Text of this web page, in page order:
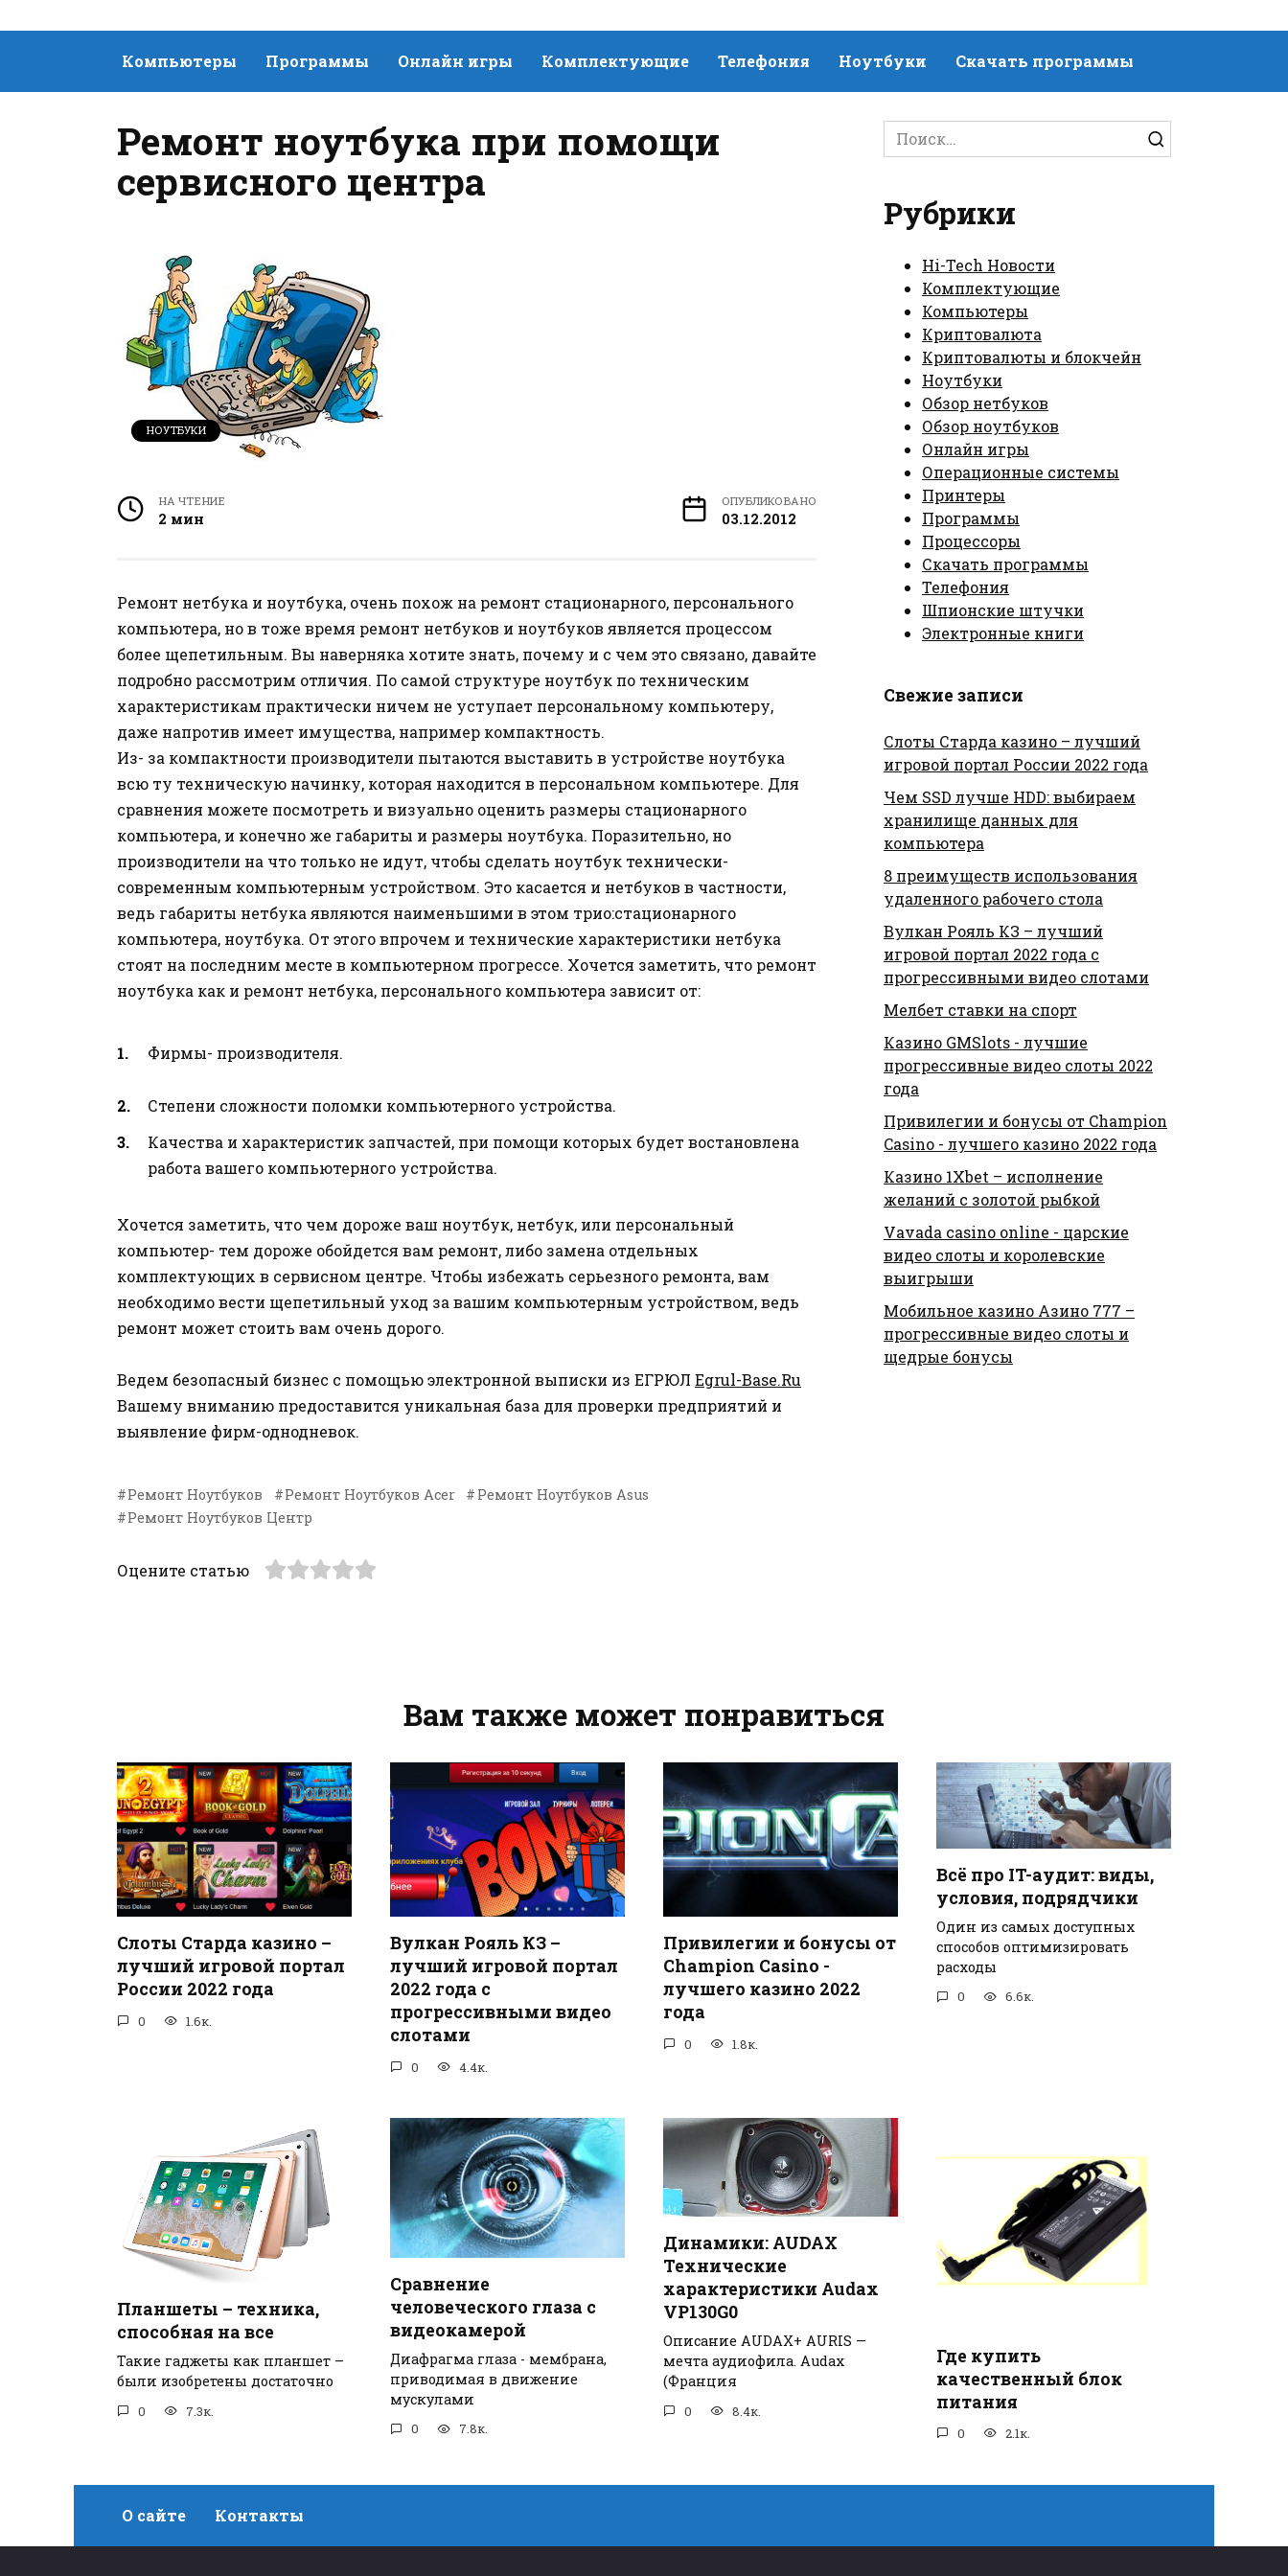
Компьютеры Программы Онлайн игры Комплектующие Телефония Ноутбуки Скачать программы
Ремонт ноутбука при помощи
сервисного центра
НОУТБУКИ
НА ЧТЕНИЕ
2 мин
ОПУБЛИКОВАНО
03.12.2012
Ремонт нетбука и ноутбука, очень похож на ремонт стационарного, персонального
компьютера, но в тоже время ремонт нетбуков и ноутбуков является процессом
более щепетильным. Вы наверняка хотите знать, почему и с чем это связано, давайте
подробно рассмотрим отличия. По самой структуре ноутбук по техническим
характеристикам практически ничем не уступает персональному компьютеру,
даже напротив имеет имущества, например компактность.
Из- за компактности производители пытаются выставить в устройстве ноутбука
всю ту техническую начинку, которая находится в персональном компьютере. Для
сравнения можете посмотреть и визуально оценить размеры стационарного
компьютера, и конечно же габариты и размеры ноутбука. Поразительно, но
производители на что только не идут, чтобы сделать ноутбук технически-
современным компьютерным устройством. Это касается и нетбуков в частности,
ведь габариты нетбука являются наименьшими в этом трио:стационарного
компьютера, ноутбука. От этого впрочем и технические характеристики нетбука
стоят на последним месте в компьютерном прогрессе. Хочется заметить, что ремонт
ноутбука как и ремонт нетбука, персонального компьютера зависит от:
Фирмы- производителя.
Степени сложности поломки компьютерного устройства.
Качества и характеристик запчастей, при помощи которых будет востановлена
работа вашего компьютерного устройства.
Хочется заметить, что чем дороже ваш ноутбук, нетбук, или персональный
компьютер- тем дороже обойдется вам ремонт, либо замена отдельных
комплектующих в сервисном центре. Чтобы избежать серьезного ремонта, вам
необходимо вести щепетильный уход за вашим компьютерным устройством, ведь
ремонт может стоить вам очень дорого.
Ведем безопасный бизнес с помощью электронной выписки из ЕГРЮЛ Egrul-Base.Ru
Вашему вниманию предоставится уникальная база для проверки предприятий и
выявление фирм-однодневок.
Ремонт Ноутбуков Ремонт Ноутбуков Acer
Ремонт Ноутбуков Asus
Ремонт Ноутбуков Центр
Оцените статью
Search
for:
Рубрики
Hi-Tech Новости
Комплектующие
Компьютеры
Криптовалюта
Криптовалюты и блокчейн
Ноутбуки
Обзор нетбуков
Обзор ноутбуков
Онлайн игры
Операционные системы
Принтеры
Программы
Процессоры
Скачать программы
Телефония
Шпионские штучки
Электронные книги
Свежие записи
Слоты Старда казино – лучший
игровой портал России 2022 года
Чем SSD лучше HDD: выбираем
хранилище данных для
компьютера
8 преимуществ использования
удаленного рабочего стола
Вулкан Рояль КЗ – лучший
игровой портал 2022 года с
прогрессивными видео слотами
Мелбет ставки на спорт
Казино GMSlots - лучшие
прогрессивные видео слоты 2022
года
Привилегии и бонусы от Champion
Casino - лучшего казино 2022 года
Казино 1Xbet – исполнение
желаний с золотой рыбкой
Vavada casino online - царские
видео слоты и королевские
выигрыши
Мобильное казино Азино 777 –
прогрессивные видео слоты и
щедрые бонусы
Вам также может понравиться
Слоты Старда казино –
лучший игровой портал
России 2022 года
0 1.6к.
Вулкан Рояль КЗ –
лучший игровой портал
2022 года с
прогрессивными видео
слотами
0 4.4к.
Привилегии и бонусы от
Champion Casino -
лучшего казино 2022
года
0 1.8к.
Всё про IT-аудит: виды,
условия, подрядчики
Один из самых доступных
способов оптимизировать
расходы
0 6.6к.
Планшеты – техника,
способная на все
Такие гаджеты как планшет –
были изобретены достаточно
0 7.3к.
Сравнение
человеческого глаза с
видеокамерой
Диафрагма глаза - мембрана,
приводимая в движение
мускулами
0 7.8к.
Динамики: AUDAX
Технические
характеристики Audax
VP130G0
Описание AUDAX+ AURIS —
мечта аудиофила. Audax
(Франция
0 8.4к.
Где купить
качественный блок
питания
0 2.1к.
О сайте Контакты